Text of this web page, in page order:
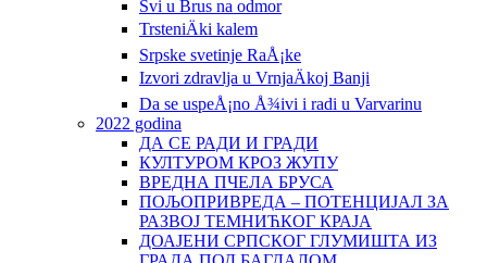
Svi u Brus na odmor
TrsteniÄki kalem
Srpske svetinje RaÅ¡ke
Izvori zdravlja u VrnjaÄkoj Banji
Da se uspeÅ¡no Å¾ivi i radi u Varvarinu
2022 godina
ДА СЕ РАДИ И ГРАДИ
КУЛТУРОМ КРОЗ ЖУПУ
ВРЕДНА ПЧЕЛА БРУСА
ПОЉОПРИВРЕДА – ПОТЕНЦИЈАЛ ЗА
РАЗВОЈ ТЕМНИЋКОГ КРАЈА
ДОАЈЕНИ СРПСКОГ ГЛУМИШТА ИЗ